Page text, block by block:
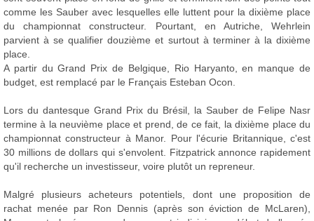
comme les Sauber avec lesquelles elle luttent pour la dixième place
du championnat constructeur. Pourtant, en Autriche, Wehrlein
parvient à se qualifier douzième et surtout à terminer à la dixième
place.
A partir du Grand Prix de Belgique, Rio Haryanto, en manque de
budget, est remplacé par le Français Esteban Ocon.
Lors du dantesque Grand Prix du Brésil, la Sauber de Felipe Nasr
termine à la neuvième place et prend, de ce fait, la dixième place du
championnat constructeur à Manor. Pour l'écurie Britannique, c'est
30 millions de dollars qui s'envolent. Fitzpatrick annonce rapidement
qu'il recherche un investisseur, voire plutôt un repreneur.
Malgré plusieurs acheteurs potentiels, dont une proposition de
rachat menée par Ron Dennis (après son éviction de McLaren),